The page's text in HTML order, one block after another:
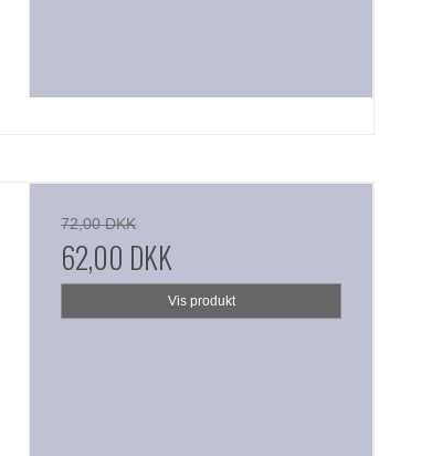
72,00 DKK
62,00 DKK
Vis produkt